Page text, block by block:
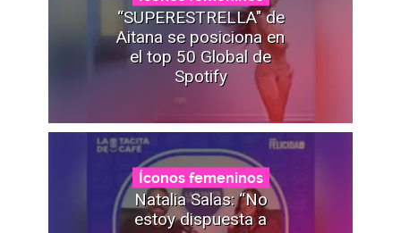
“SUPERESTRELLA" de
Aitana se posiciona en
el top 50 Global de
Spotify
Íconos femeninos
Natalia Salas: “No
estoy dispuesta a